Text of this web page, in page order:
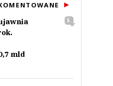
mld
5